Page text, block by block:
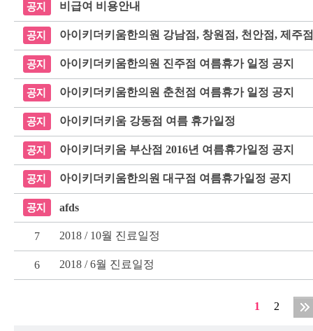
비급여 비용안내
아이키더키움한의원 강남점, 창원점, 천안점, 제주
아이키더키움한의원 진주점 여름휴가 일정 공지
아이키더키움한의원 춘천점 여름휴가 일정 공지
아이키더키움 강동점 여름 휴가일정
아이키더키움 부산점 2016년 여름휴가일정 공지
아이키더키움한의원 대구점 여름휴가일정 공지
afds
7 2018 / 10월 진료일정
6 2018 / 6월 진료일정
1 2